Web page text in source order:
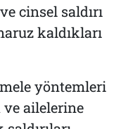
cinsel saldırı
kaldıkları
yöntemleri
ailelerine